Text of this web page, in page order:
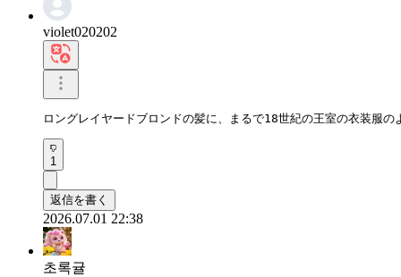
violet020202
ロングレイヤードブロンドの髪に、まるで18世紀の王室の衣装服
1
返信を書く
2026.07.01 22:38
초록귤